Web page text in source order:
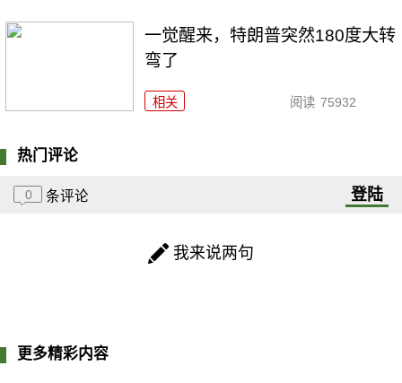
一觉醒来，特朗普突然180度大转
弯了
相关 阅读 75932
热门评论
0 条评论 登陆
我来说两句
更多精彩内容